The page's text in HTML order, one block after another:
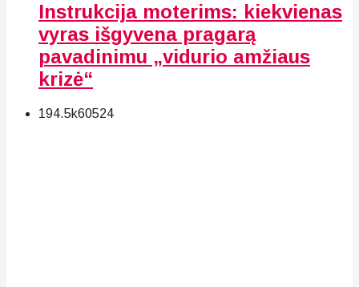
Instrukcija moterims: kiekvienas
vyras išgyvena pragarą
pavadinimu „vidurio amžiaus
krizė“
194.5k60524